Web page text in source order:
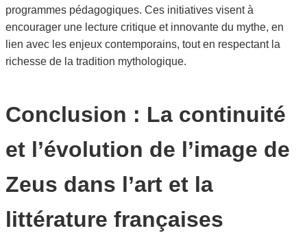
programmes pédagogiques. Ces initiatives visent à
encourager une lecture critique et innovante du mythe, en
lien avec les enjeux contemporains, tout en respectant la
richesse de la tradition mythologique.
Conclusion : La continuité
et l’évolution de l’image de
Zeus dans l’art et la
littérature françaises